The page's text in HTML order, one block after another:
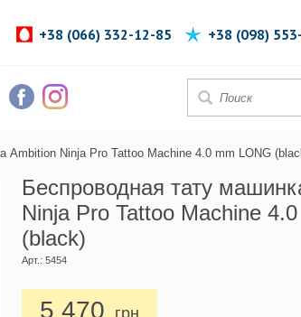
+38 (066) 332-12-85 +38 (098)
Ambition Ninja Pro Tattoo Machine 4.0 mm LONG
Беспроводная тату
Ninja Pro Tattoo Machine
(black)
Арт.: 5454
5 470 грн